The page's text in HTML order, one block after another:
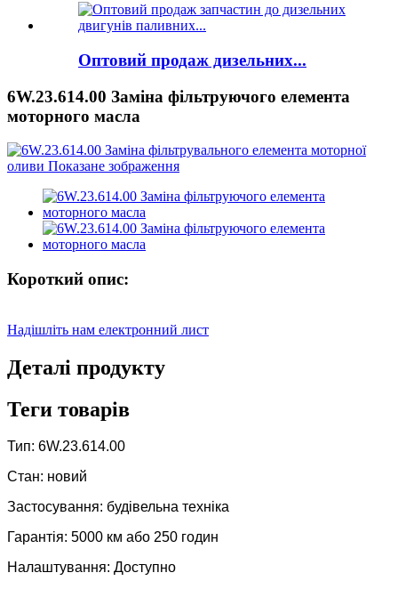
Оптовий продаж дизельних...
6W.23.614.00 Заміна фільтруючого елемента
моторного масла
Короткий опис:
Надішліть нам електронний лист
Деталі продукту
Теги товарів
Тип: 6W.23.614.00
Стан: новий
Застосування: будівельна техніка
Гарантія: 5000 км або 250 годин
Налаштування: Доступно